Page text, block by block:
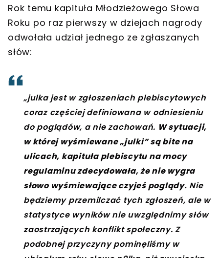
Rok temu kapituła Młodzieżowego Słowa
Roku po raz pierwszy w dziejach nagrody
odwołała udział jednego ze zgłaszanych
słów:
„julka jest w zgłoszeniach plebiscytowych
coraz częściej definiowana w odniesieniu
do poglądów, a nie zachowań. W sytuacji,
w której wyśmiewane „julki” są bite na
ulicach, kapituła plebiscytu na mocy
regulaminu zdecydowała, że nie wygra
słowo wyśmiewające czyjeś poglądy. Nie
będziemy przemilczać tych zgłoszeń, ale w
statystyce wyników nie uwzględnimy słów
zaostrzających konflikt społeczny. Z
podobnej przyczyny pominęliśmy w